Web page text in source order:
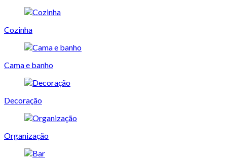
Cozinha
Cama e banho
Decoração
Organização